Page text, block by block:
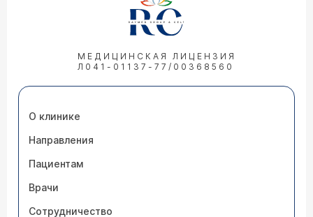
МЕДИЦИНСКАЯ ЛИЦЕНЗИЯ
Л041-01137-77/00368560
О клинике
Направления
Пациентам
Врачи
Сотрудничество